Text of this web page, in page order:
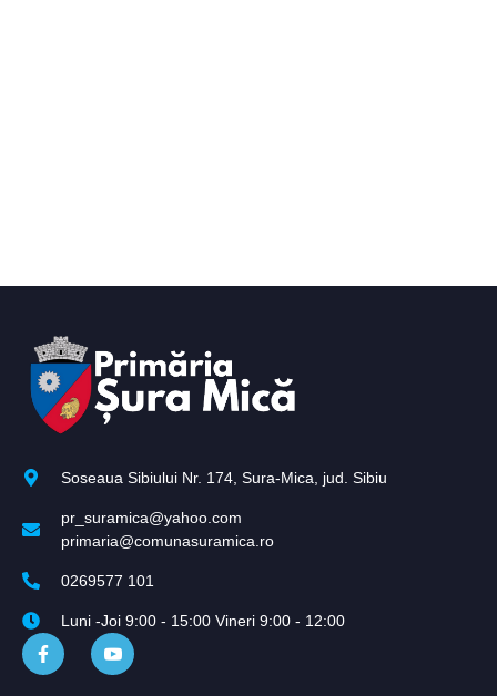
Soseaua Sibiului Nr. 174, Sura-Mica, jud. Sibiu
pr_suramica@yahoo.com
primaria@comunasuramica.ro
0269577 101
Luni -Joi 9:00 - 15:00 Vineri 9:00 - 12:00